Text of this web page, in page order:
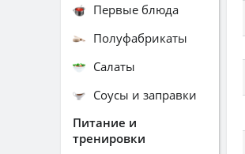
Первые блюда
Полуфабрикаты
Салаты
Соусы и заправки
Питание и
тренировки